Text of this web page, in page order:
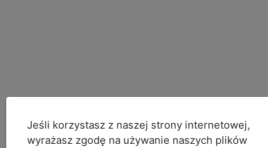
MOD_JBCOOKIES_LANG_HEADER_DEFAULT
Jeśli korzystasz z naszej strony internetowej,
wyrażasz zgodę na używanie naszych plików